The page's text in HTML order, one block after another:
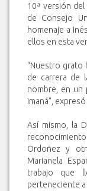
10ª versión
de Consejo
homenaje a
ellos en esta
“Nuestro grato
de carrera de
nombre, en un
Imaná”,
Así mismo, la
Ordoñez y
Marianela
trabajo que
perteneciente a